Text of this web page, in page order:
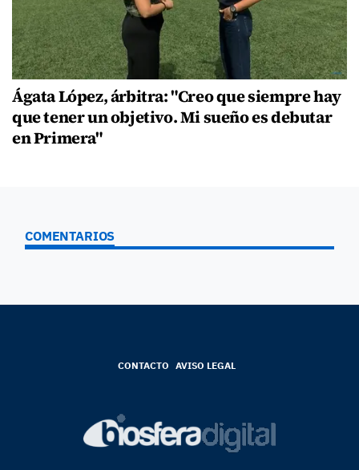
Ágata López, árbitra: "Creo que siempre hay
que tener un objetivo. Mi sueño es debutar
en Primera"
COMENTARIOS
CONTACTO AVISO LEGAL